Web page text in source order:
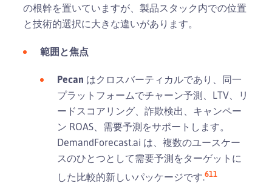
の根幹を置いていますが、製品スタック内での位置
と技術的選択に大きな違いがあります。
範囲と焦点
Pecan はクロスバーティカルであり、同一
プラットフォームでチャーン予測、LTV、リ
ードスコアリング、詐欺検出、キャンペー
ン ROAS、需要予測をサポートします。
DemandForecast.ai は、複数のユースケー
スのひとつとして需要予測をターゲットに
した比較的新しいパッケージです.611